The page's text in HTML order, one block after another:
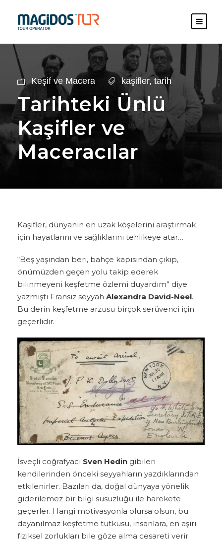
Keşif ve Macera kaşifler, tarih
Tarihteki Ünlü
Kaşifler ve
Maceracılar
Kaşifler, dünyanın en uzak köşelerini araştırmak
için hayatlarını ve sağlıklarını tehlikeye atar…
“Beş yaşından beri, bahçe kapısından çıkıp,
önümüzden geçen yolu takip ederek
bilinmeyeni keşfetme özlemi duyardım” diye
yazmıştı Fransız seyyah Alexandra David-Neel.
Bu derin keşfetme arzusu birçok serüvenci için
geçerlidir.
İsveçli coğrafyacı Sven Hedin gibileri
kendilerinden önceki seyyahların yazdıklarından
etkilenirler. Bazıları da, doğal dünyaya yönelik
giderilemez bir bilgi susuzluğu ile harekete
geçerler. Hangi motivasyonla olursa olsun, bu
dayanılmaz keşfetme tutkusu, insanlara, en aşırı
fiziksel zorlukları bile göze alma cesareti verir.